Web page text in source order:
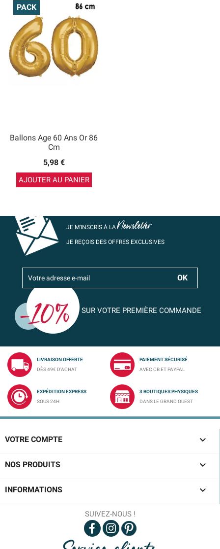
Ballons Age 60 Ans Or 86
Cm
5,98 €
AJOUTER AU PANIER
PACK
JE M’INSCRIS À LANewsletter
JE REÇOIS DES OFFRES EXCLUSIVES
SUR VOTRE PREMIÈRE COMMANDE
LIVRAISON OFFERTE
DÈS 49€ D'ACHAT
PAIEMENT SÉCURISÉ
AVEC CB ET PAYPAL
EXPÉDITION EXPRESS
SOUS 24H
3 BOUTIQUES PHYSIQUES
DANS LE GRAND OUEST
VOTRE COMPTE 
NOS PRODUITS 
INFORMATIONS 
SUIVEZ-NOUS !